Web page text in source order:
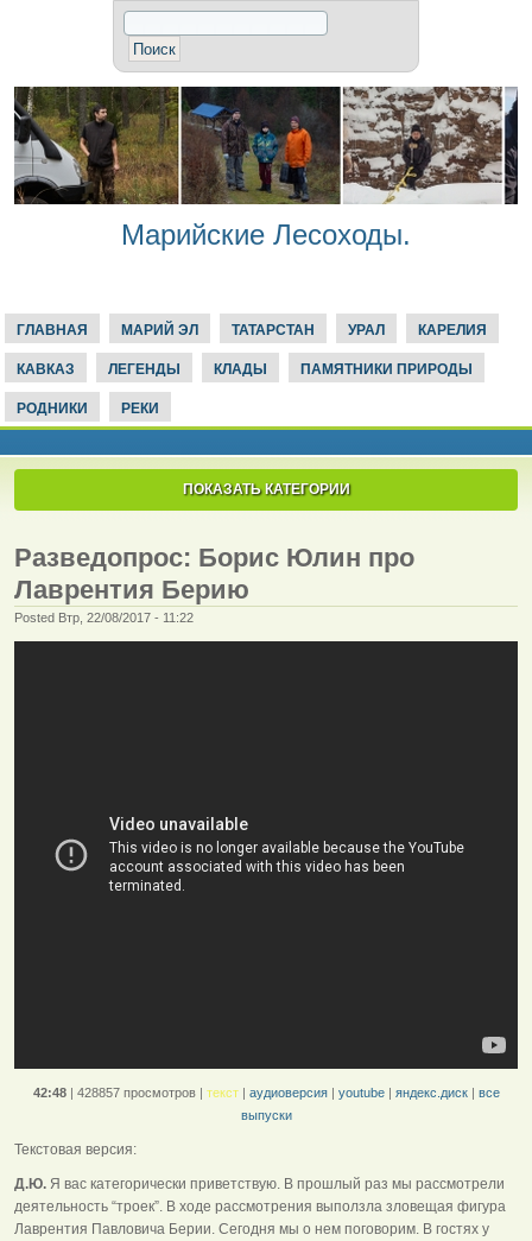
Марийские Лесоходы.
ГЛАВНАЯ МАРИЙ ЭЛ ТАТАРСТАН УРАЛ КАРЕЛИЯ
КАВКАЗ ЛЕГЕНДЫ КЛАДЫ ПАМЯТНИКИ ПРИРОДЫ
РОДНИКИ РЕКИ
ПОКАЗАТЬ КАТЕГОРИИ
Разведопрос: Борис Юлин про
Лаврентия Берию
Posted Втр, 22/08/2017 - 11:22
42:48 | 428857 просмотров | текст | аудиоверсия | youtube | яндекс.диск | все
выпуски
Текстовая версия:
Д.Ю. Я вас категорически приветствую. В прошлый раз мы рассмотрели
деятельность “троек”. В ходе рассмотрения выползла зловещая фигура
Лаврентия Павловича Берии. Сегодня мы о нем поговорим. В гостях у